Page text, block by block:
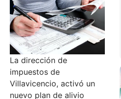
La dirección de
impuestos de
Villavicencio, activó un
nuevo plan de alivio